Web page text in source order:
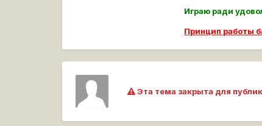
Играю ради
Принцип работы
Эта тема закрыта для